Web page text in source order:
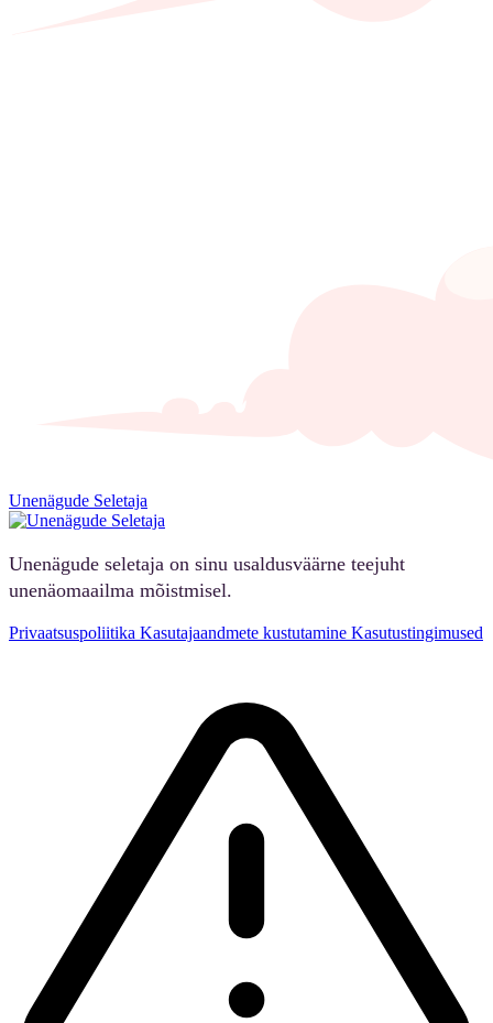
Unenägude Seletaja
Unenägude seletaja on sinu usaldusväärne teejuht
unenäomaailma mõistmisel.
Privaatsuspoliitika Kasutajaandmete kustutamine Kasutustingimused